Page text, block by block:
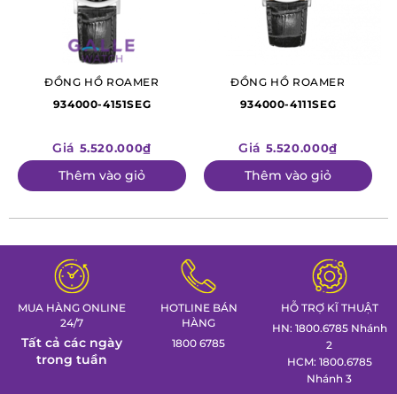
>>> Xem thêm:Đánh giá đồng hồ Roamer 508822-495450 :
Khẳng định giá trị và đẳng cấp doanh nhân
ĐỒNG HỒ ROAMER
934000-4151SEG
Giá 5.520.000₫
Thêm vào giỏ
ĐỒNG HỒ ROAMER
934000-4111SEG
Giá 5.520.000₫
Thêm vào giỏ
MUA HÀNG ONLINE
24/7
Tất cả các ngày
trong tuần
HOTLINE BÁN
HÀNG
1800 6785
HỖ TRỢ KĨ THUẬT
HN: 1800.6785 Nhánh
2
HCM: 1800.6785
Nhánh 3